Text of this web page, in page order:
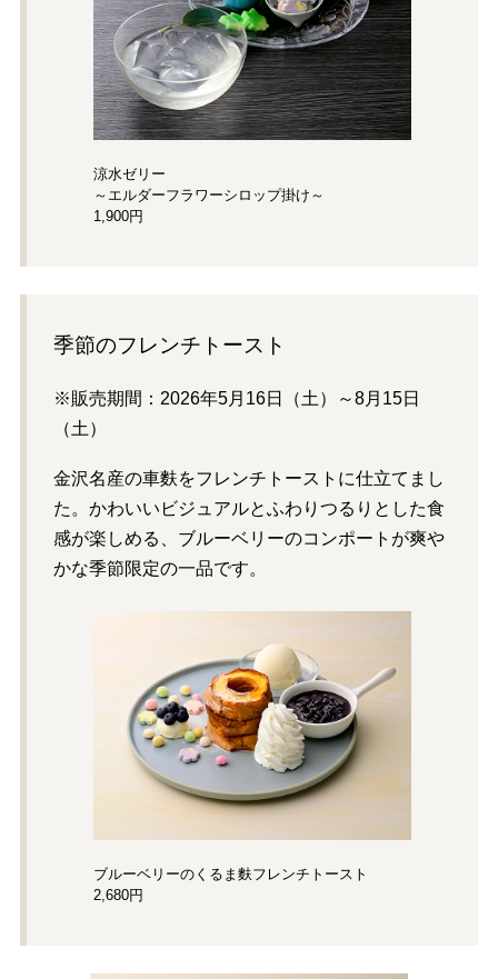
涼水ゼリー
～エルダーフラワーシロップ掛け～
1,900円
季節のフレンチトースト
※販売期間：2026年5月16日（土）～8月15日
（土）
金沢名産の車麩をフレンチトーストに仕立てまし
た。かわいいビジュアルとふわりつるりとした食
感が楽しめる、ブルーベリーのコンポートが爽や
かな季節限定の一品です。
ブルーベリーのくるま麩フレンチトースト
2,680円